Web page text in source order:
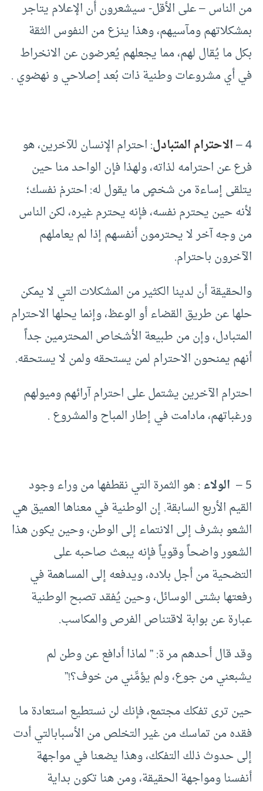
من الناس – على الأقل- سيشعرون أن الإعلام يتاجر
بمشكلاتهم ومآسيهم، وهذا ينزع من النفوس الثقة
بكل ما يُقال لهم، مما يجعلهم يُعرضون عن الانخراط
في أي مشروعات وطنية ذات بُعد إصلاحي و نهضوي .
4 – الاحترام المتبادل: احترام الإنسان للآخرين، هو
فرع عن احترامه لذاته، ولهذا فإن الواحد منا حين
يتلقى إساءة من شخصٍ ما يقول له: احترمْ نفسك؛
لأنه حين يحترم نفسه، فإنه يحترم غيره، لكن الناس
من وجه آخر لا يحترمون أنفسهم إذا لم يعاملهم
الآخرون باحترام.
والحقيقة أن لدينا الكثير من المشكلات التي لا يمكن
حلها عن طريق القضاء أو الوعظ، وإنما يحلها الاحترام
المتبادل، وإن من طبيعة الأشخاص المحترمين جداً
أنهم يمنحون الاحترام لمن يستحقه ولمن لا يستحقه.
احترام الآخرين يشتمل على احترام آرائهم وميولهم
ورغباتهم، مادامت في إطار المباح والمشروع .
5 – الولاء: هو الثمرة التي نقطفها من وراء وجود
القيم الأربع السابقة. إن الوطنية في معناها العميق هي
الشعو بشرف إلى الانتماء إلى الوطن، وحين يكون هذا
الشعور واضحاً وقوياً فإنه يبعث صاحبه على
التضحية من أجل بلاده، ويدفعه إلى المساهمة في
رفعتها بشتى الوسائل، وحين يُفقد تصبح الوطنية
عبارة عن بوابة لاقتناص الفرص والمكاسب.
وقد قال أحدهم مر ة: ” لماذا أدافع عن وطن لم
يشبعني من جوع، ولم يؤمِّني من خوف؟!”
حين ترى تفكك مجتمع، فإنك لن نستطيع استعادة ما
فقده من تماسك من غير التخلص من الأسبابالتي أدت
إلى حدوث ذلك التفكك، وهذا يضعنا في مواجهة
أنفسنا ومواجهة الحقيقة، ومن هنا تكون بداية